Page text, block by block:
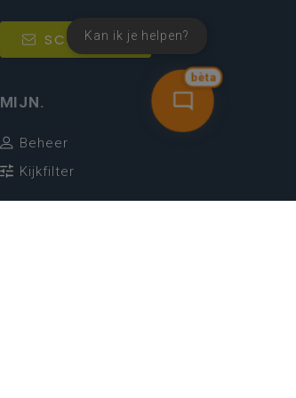
bèta
Kan ik je helpen?
SCHRIJF IN
MIJN.
Beheer
Kijkfilter